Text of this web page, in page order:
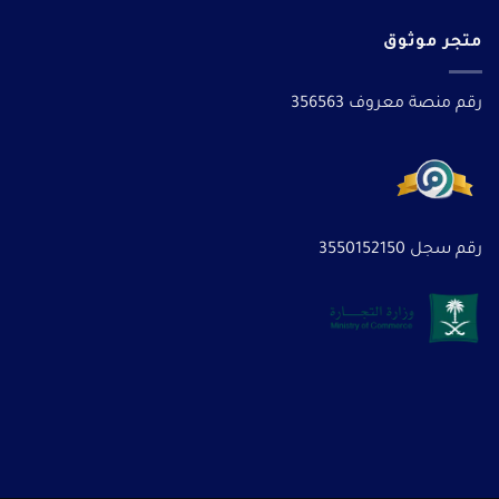
متجر موثوق
رقم منصة معروف 356563
رقم سجل 3550152150